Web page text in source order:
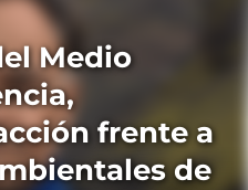
Medio
frente a
de